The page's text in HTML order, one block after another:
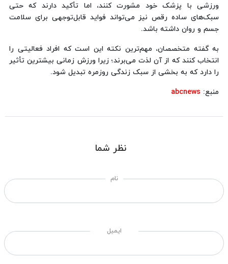
ورزشی با پزشک خود مشورت کنند، اما تأکید دارند که حتی
سبک‌های ساده رقص نیز می‌تواند فواید قابل‌توجهی برای سلامت
جسم و روان داشته باشد.
به گفته متخصصان، مهم‌ترین نکته این است که افراد فعالیتی را
انتخاب کنند که از آن لذت می‌برند؛ زیرا ورزش زمانی بیشترین تأثیر
را دارد که به بخشی از سبک زندگی روزمره تبدیل شود.
منبع: abcnews
نظر شما
نام
ایمیل